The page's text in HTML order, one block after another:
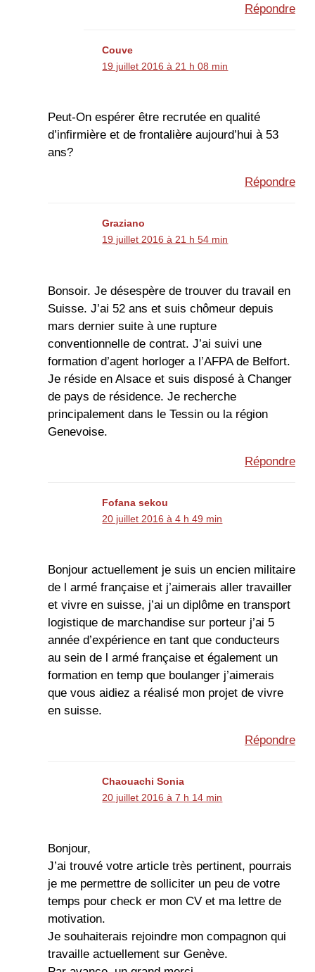
Répondre
Couve
19 juillet 2016 à 21 h 08 min
Peut-On espérer être recrutée en qualité
d’infirmière et de frontalière aujourd’hui à 53
ans?
Répondre
Graziano
19 juillet 2016 à 21 h 54 min
Bonsoir. Je désespère de trouver du travail en
Suisse. J’ai 52 ans et suis chômeur depuis
mars dernier suite à une rupture
conventionnelle de contrat. J’ai suivi une
formation d’agent horloger a l’AFPA de Belfort.
Je réside en Alsace et suis disposé à Changer
de pays de résidence. Je recherche
principalement dans le Tessin ou la région
Genevoise.
Répondre
Fofana sekou
20 juillet 2016 à 4 h 49 min
Bonjour actuellement je suis un encien militaire
de l armé française et j’aimerais aller travailler
et vivre en suisse, j’ai un diplôme en transport
logistique de marchandise sur porteur j’ai 5
année d’expérience en tant que conducteurs
au sein de l armé française et également un
formation en temp que boulanger j’aimerais
que vous aidiez a réalisé mon projet de vivre
en suisse.
Répondre
Chaouachi Sonia
20 juillet 2016 à 7 h 14 min
Bonjour,
J’ai trouvé votre article très pertinent, pourrais
je me permettre de solliciter un peu de votre
temps pour check er mon CV et ma lettre de
motivation.
Je souhaiterais rejoindre mon compagnon qui
travaille actuellement sur Genève.